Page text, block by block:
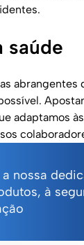
saúde
abrangentes
adaptamos
nossa
à